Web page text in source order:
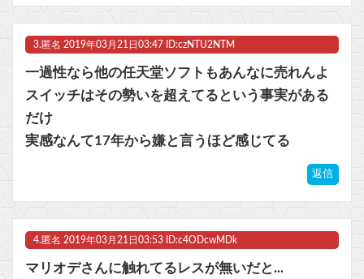
3. 匿名 2019年03月21日03:47 ID:czNTU2NTM
一過性なら他の任天堂ソフトもあんなに売れんよ
スイッチはその勢いを超えてるという事実がある
だけ
実感なんて17年から嫌と言うほど感じてる
返信
4. 匿名 2019年03月21日03:53 ID:c4ODcwMDk
マリオデさんに触れてるレスが無いだと...